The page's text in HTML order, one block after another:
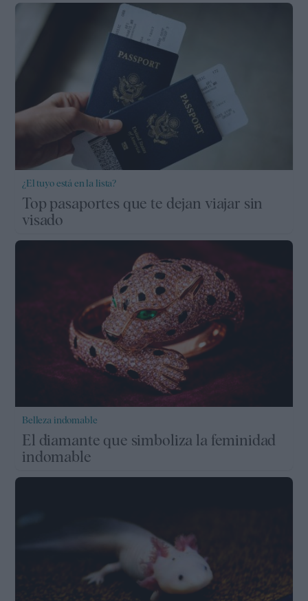
¿El tuyo está en la lista?
Top pasaportes que te dejan viajar sin
visado
Belleza indomable
El diamante que simboliza la feminidad
indomable